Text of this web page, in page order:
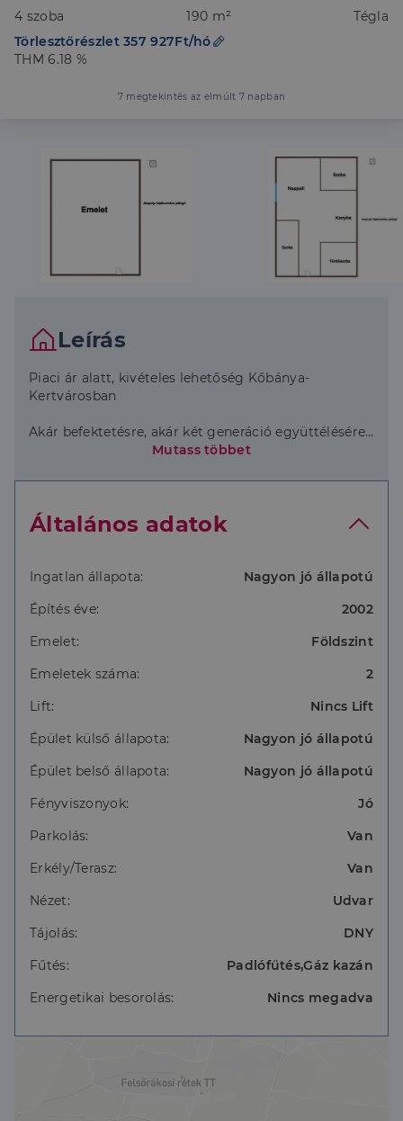
4 szoba
190 m²
Tégla
Törlesztőrészlet 357 927Ft/hó
THM 6.18 %
7 megtekintés az elmúlt 7 napban
Leírás
Piaci ár alatt, kivételes lehetőség Kőbánya-
Kertvárosban
Akár befektetésre, akár két generáció együttélésére
keres megoldást, ez az ingatlan valódi ritkaság.
Budapest, X. kerület Kőbánya-Kertváros egyik
elhelyezkedő, kétszintes, 2 × 85 m²-es, szélső sorházi
A ház 2002-ben, saját részre, minőségi anyagokból
amerikai konyhás nappali
két hálószoba
sarokkádas fürdőszoba és külön vendégmosdó
18 m²-es fedett terasz
Felszereltség:
műanyag nyílászárók redőnnyel, szúnyoghálóval
riasztó, videó kaputelefon
két autó számára fedett beálló elektromos kapuval,
az utcán további 3-4 parkolóhely
Mutass többet
Általános adatok
Ingatlan állapota:
Nagyon jó állapotú
Építés éve:
2002
Emelet:
Földszint
Emeletek száma:
2
Lift:
Nincs Lift
Épület külső állapota:
Nagyon jó állapotú
Épület belső állapota:
Nagyon jó állapotú
Fényviszonyok:
Jó
Parkolás:
Van
Erkély/Terasz:
Van
Nézet:
Udvar
Tájolás:
DNY
Fűtés:
Padlófűtés,Gáz kazán
Energetikai besorolás:
Nincs megadva